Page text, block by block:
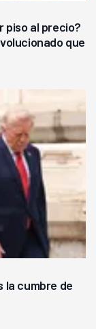
piso al precio?
que
la cumbre de